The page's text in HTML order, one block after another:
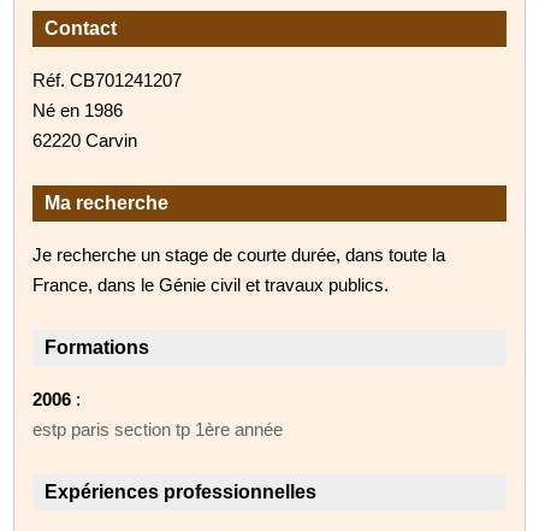
Contact
Réf. CB701241207
Né en 1986
62220 Carvin
Ma recherche
Je recherche un stage de courte durée, dans toute la
France, dans le Génie civil et travaux publics.
Formations
2006 :
estp paris section tp 1ère année
Expériences professionnelles